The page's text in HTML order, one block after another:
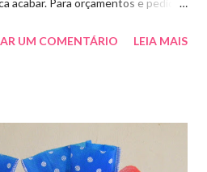
vocês! E peço que
UM COMENTÁRIO LEIA MAIS